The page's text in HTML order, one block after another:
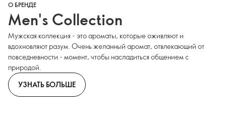
О БРЕНДЕ
Men's Collection
Мужская коллекция - это ароматы, которые оживляют и
вдохновляют разум. Очень желанный аромат, отвлекающий от
повседневности - момент, чтобы насладиться общением с
природой.
УЗНАТЬ БОЛЬШЕ